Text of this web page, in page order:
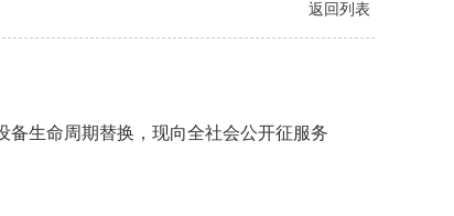
返回列表
生命周期替换，现向全社会公开征服务